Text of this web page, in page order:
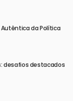
Autêntica da Política
desafios destacados